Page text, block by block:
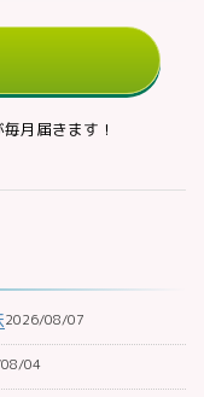
月届きます！
2026/08/07
04